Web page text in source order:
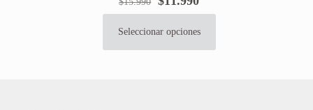
precio
original
precio
actual
Seleccionar opciones
producto